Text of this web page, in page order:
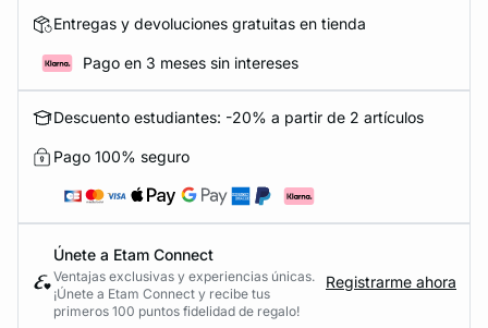
Entregas y devoluciones gratuitas en tienda
Pago en 3 meses sin intereses
Descuento estudiantes: -20% a partir de 2 artículos
Pago 100% seguro
Únete a Etam Connect
Ventajas exclusivas y experiencias únicas.
¡Únete a Etam Connect y recibe tus
primeros 100 puntos fidelidad de regalo!
Registrarme ahora